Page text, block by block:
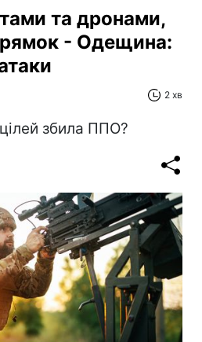
та дронами,
- Одещина:
2 хв
збила ППО?